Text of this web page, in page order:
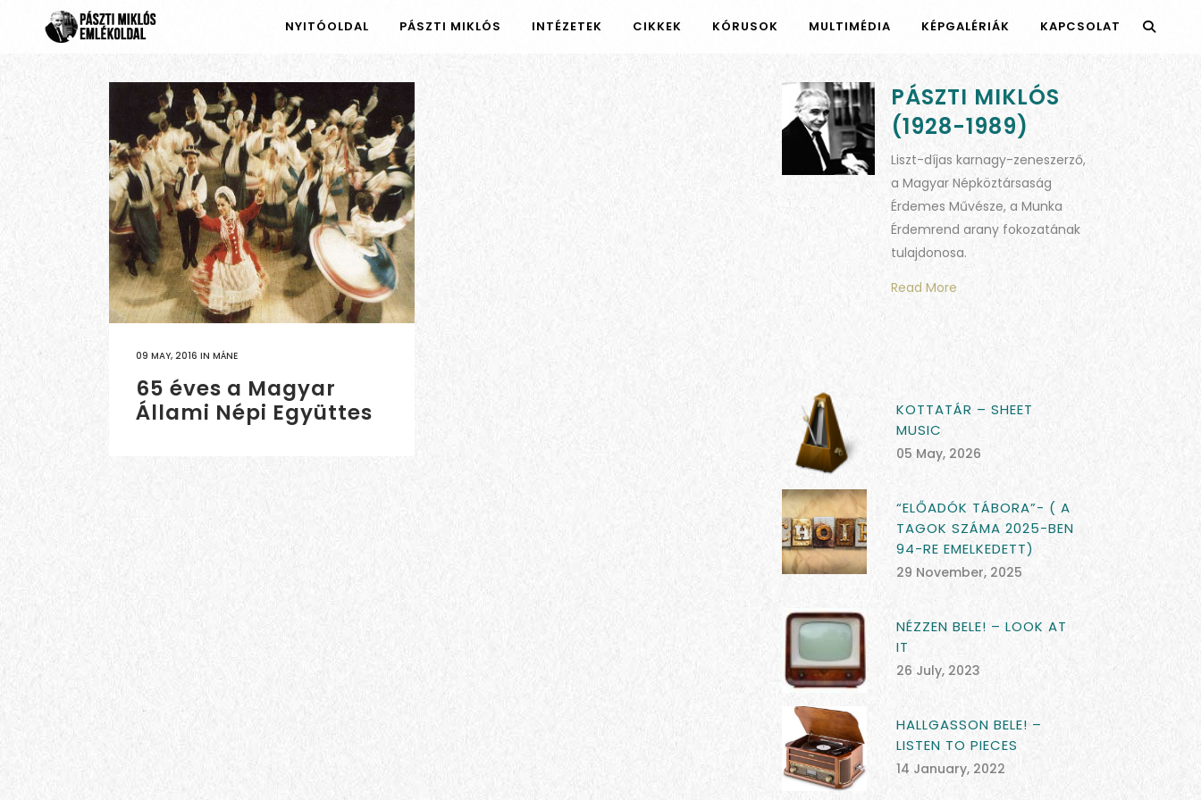
NYITÓOLDAL PÁSZTI MIKLÓS INTÉZETEK CIKKEK KÓRUSOK MULTIMÉDIA KÉPGALÉRIÁK KAPCSOLAT
09 MAY, 2016 IN MÁNE
65 éves a Magyar
Állami Népi Együttes
PÁSZTI MIKLÓS
(1928-1989)
Liszt-díjas karnagy-zeneszerző,
a Magyar Népköztársaság
Érdemes Művésze, a Munka
Érdemrend arany fokozatának
tulajdonosa.
Read More
KOTTATÁR – SHEET
MUSIC
05 May, 2026
“ELŐADÓK TÁBORA”- ( A
TAGOK SZÁMA 2025-BEN
94-RE EMELKEDETT)
29 November, 2025
NÉZZEN BELE! – LOOK AT
IT
26 July, 2023
HALLGASSON BELE! –
LISTEN TO PIECES
14 January, 2022